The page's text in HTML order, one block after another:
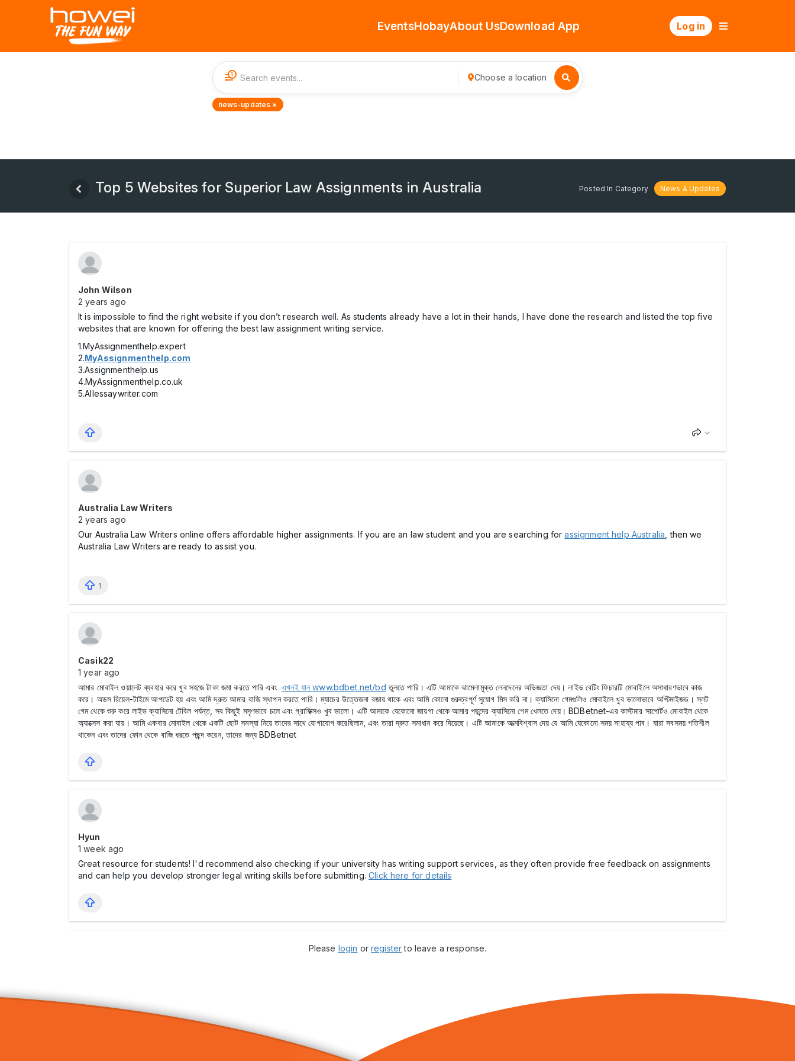
EventsHobayAbout UsDownload App Log in
1 Choose a location
news-updates ×
Top 5 Websites for Superior Law Assignments in Australia Posted In Category News & Updates
John Wilson
2 years ago
It is impossible to find the right website if you don’t research well. As students already have a lot in their hands, I have done the research and listed the top five
websites that are known for offering the best law assignment writing service.
1.MyAssignmenthelp.expert
2.MyAssignmenthelp.com
3.Assignmenthelp.us
4.MyAssignmenthelp.co.uk
5.Allessaywriter.com
Australia Law Writers
2 years ago
Our Australia Law Writers online offers affordable higher assignments. If you are an law student and you are searching forassignment help Australia , then we
Australia Law Writers are ready to assist you.
1
Casik22
1 year ago
আমার মোবাইল ওয়ালেট ব্যবহার করে খুব সহজে টাকা জমা করতে পারি এবংএখনই যানwww.bdbet.net/bd তুলতে পারি। এটি আমাকে ঝামেলামুক্ত লেনদেনের অভিজ্ঞতা দেয়। লাইভ বেটিং ফিচারটি মোবাইলে অসাধারণভাবে কাজ
করে। অডস রিয়েল-টাইমে আপডেট হয় এবং আমি দ্রুত আমার বাজি স্থাপন করতে পারি। ম্যাচের উত্তেজনা বজায় থাকে এবং আমি কোনো গুরুত্বপূর্ণ সুযোগ মিস করি না। ক্যাসিনো গেমগুলিও মোবাইলে খুব ভালোভাবে অপ্টিমাইজড। স্লট
গেম থেকে শুরু করে লাইভ ক্যাসিনো টেবিল পর্যন্ত, সব কিছুই মসৃণভাবে চলে এবং গ্রাফিক্সও খুব ভালো। এটি আমাকে যেকোনো জায়গা থেকে আমার পছন্দের ক্যাসিনো গেম খেলতে দেয়। BDBetnet-এর কাস্টমার সাপোর্টও মোবাইল থেকে
অ্যাক্সেস করা যায়। আমি একবার মোবাইল থেকে একটি ছোট সমস্যা নিয়ে তাদের সাথে যোগাযোগ করেছিলাম, এবং তারা দ্রুত সমাধান করে দিয়েছে। এটি আমাকে আত্মবিশ্বাস দেয় যে আমি যেকোনো সময় সাহায্য পাব। যারা সবসময় গতিশীল
থাকেন এবং তাদের ফোন থেকে বাজি ধরতে পছন্দ করেন, তাদের জন্য BDBetnet
Hyun
1 week ago
Great resource for students! I'd recommend also checking if your university has writing support services, as they often provide free feedback on assignments
and can help you develop stronger legal writing skills before submitting.Click here for details
Please login orregisterto leave a response.